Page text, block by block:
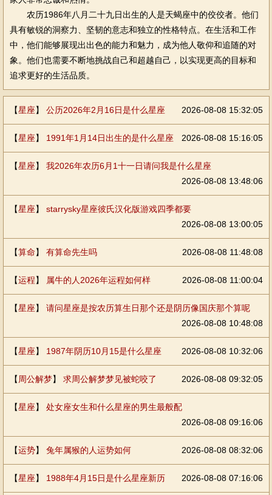
农历1986年八月二十九日出生的人是天蝎座中的佼佼者。他们
具有敏锐的洞察力、坚韧的意志和独立的性格特点。在生活和工作
中，他们能够展现出出色的能力和魅力，成为他人敬仰和追随的对
象。他们也需要不断地挑战自己和超越自己，以实现更高的目标和
追求更好的生活品质。
【星座】 公历2026年2月16日是什么星座 2026-08-08 15:32:05
【星座】 1991年1月14日出生的是什么星座 2026-08-08 15:16:05
【星座】 我2026年农历6月1十一日请问我是什么星座
2026-08-08 13:48:06
【星座】 starrysky星座彼氏汉化版游戏四季都要
2026-08-08 13:00:05
【算命】 有算命先生吗 2026-08-08 11:48:08
【运程】 属牛的人2026年运程如何样 2026-08-08 11:00:04
【星座】 请问星座是按农历算生日那个还是阴历像国庆那个算呢
2026-08-08 10:48:08
【星座】 1987年阴历10月15是什么星座 2026-08-08 10:32:06
【 周公解梦】 求周公解梦梦见被蛇咬了 2026-08-08 09:32:05
【星座】 处女座女生和什么星座的男生最般配
2026-08-08 09:16:06
【运势】 兔年属猴的人运势如何 2026-08-08 08:32:06
【星座】 1988年4月15日是什么星座新历 2026-08-08 07:16:06